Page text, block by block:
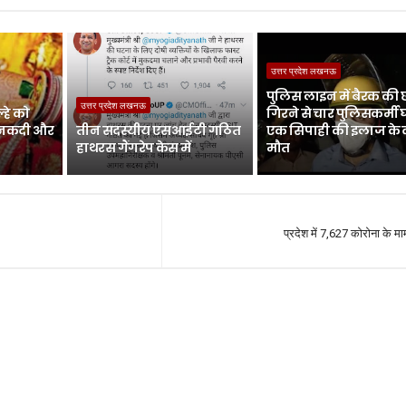
को
और
उत्तर प्रदेश लखनऊ
तीन सदस्यीय एसआईटी गठित
हाथरस गैंगरेप केस में
उत्तर प्रदेश लखनऊ
पुलिस लाइन में बैरक की
गिरने से चार पुलिसकर्मी
एक सिपाही की इलाज के
मौत
प्रदेश में 7,627 कोरोना के